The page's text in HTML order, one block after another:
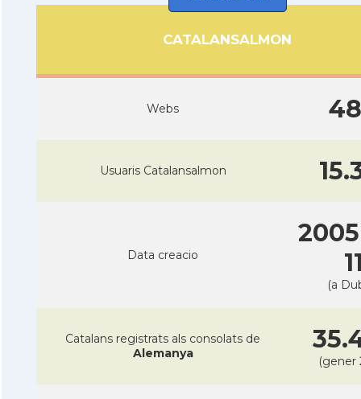
CATALANSALMON
Webs
Usuaris Catalansalmon
Data creacio
(a
Catalans registrats als consolats de
Alemanya
(gener